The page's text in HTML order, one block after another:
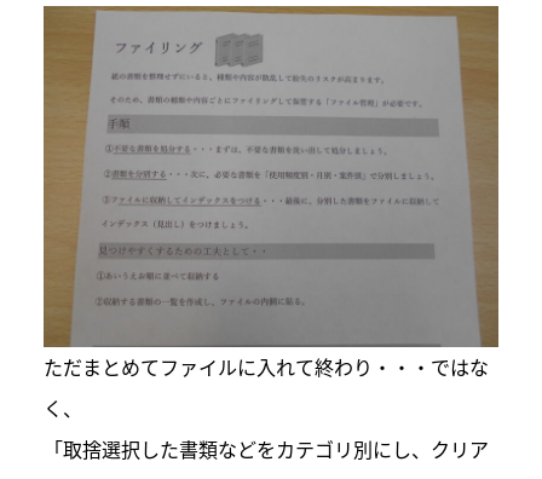
ただまとめてファイルに入れて終わり・・・ではな
く、
「取捨選択した書類などをカテゴリ別にし、クリア